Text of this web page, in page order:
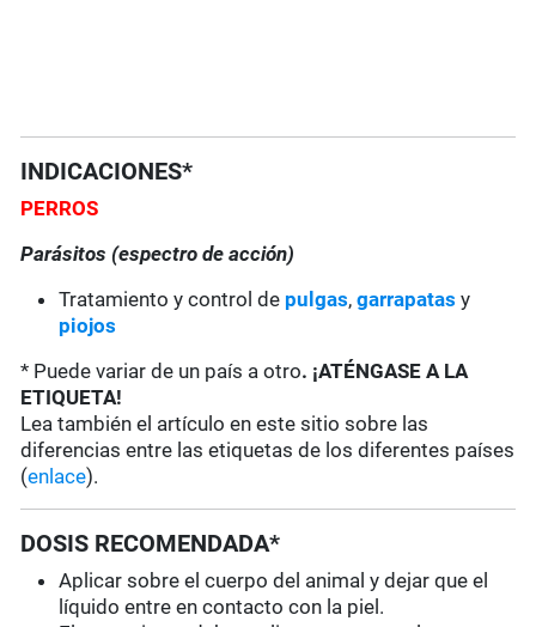
INDICACIONES*
PERROS
Parásitos (espectro de acción)
Tratamiento y control de pulgas,garrapatas y
piojos
* Puede variar de un país a otro. ¡ATÉNGASE A LA
ETIQUETA!
Lea también el artículo en este sitio sobre las
diferencias entre las etiquetas de los diferentes países
(enlace).
DOSIS RECOMENDADA*
Aplicar sobre el cuerpo del animal y dejar que el
líquido entre en contacto con la piel.